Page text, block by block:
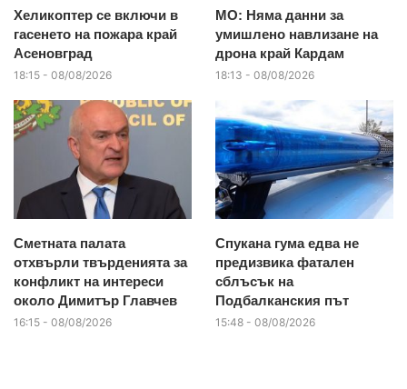
Хеликоптер се включи в
гасенето на пожара край
Асеновград
18:15 - 08/08/2026
МО: Няма данни за
умишлено навлизане на
дрона край Кардам
18:13 - 08/08/2026
Сметната палата
отхвърли твърденията за
конфликт на интереси
около Димитър Главчев
16:15 - 08/08/2026
Спукана гума едва не
предизвика фатален
сблъсък на
Подбалканския път
15:48 - 08/08/2026